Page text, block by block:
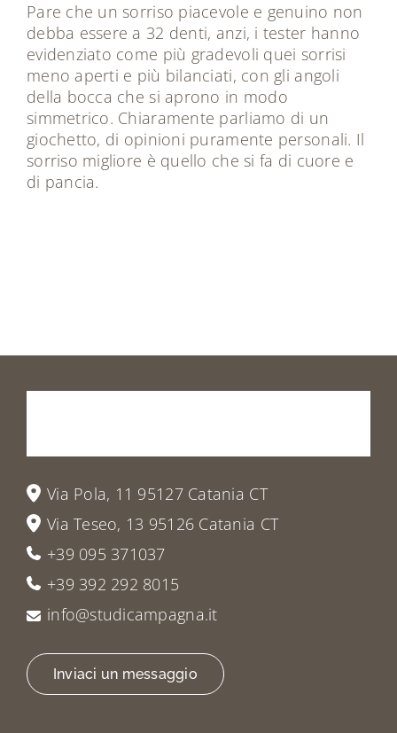
Pare che un sorriso piacevole e genuino non
debba essere a 32 denti, anzi, i tester hanno
evidenziato come più gradevoli quei sorrisi
meno aperti e più bilanciati, con gli angoli
della bocca che si aprono in modo
simmetrico. Chiaramente parliamo di un
giochetto, di opinioni puramente personali. Il
sorriso migliore è quello che si fa di cuore e
di pancia.
Via Pola, 11 95127 Catania CT
Via Teseo, 13 95126 Catania CT
+39 095 371037
+39 392 292 8015
info@studicampagna.it
Inviaci un messaggio